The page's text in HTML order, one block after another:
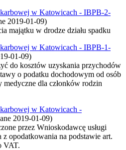
w Katowicach - IBPB-2-
2019-01-09)
w drodze działu spadku
w Katowicach - IBPB-1-
01-09)
do kosztów uzyskania przychodów
o podatku dochodowym od osób
dla członków rodzin
w Katowicach -
2019-01-09)
przez Wnioskodawcę usługi
opodatkowania na podstawie art.
VAT.